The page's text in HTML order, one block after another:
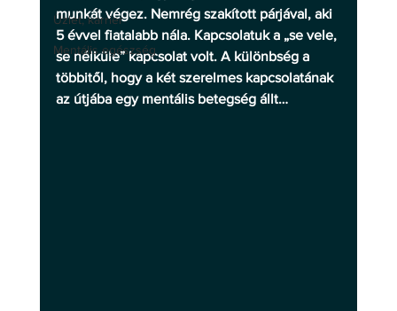
Üzlet, karrier
Mentális egészség
munkát végez. Nemrég szakított párjával, aki
5 évvel fiatalabb nála. Kapcsolatuk a „se vele,
se nélküle” kapcsolat volt. A különbség a
többitől, hogy a két szerelmes kapcsolatának
az útjába egy mentális betegség állt…